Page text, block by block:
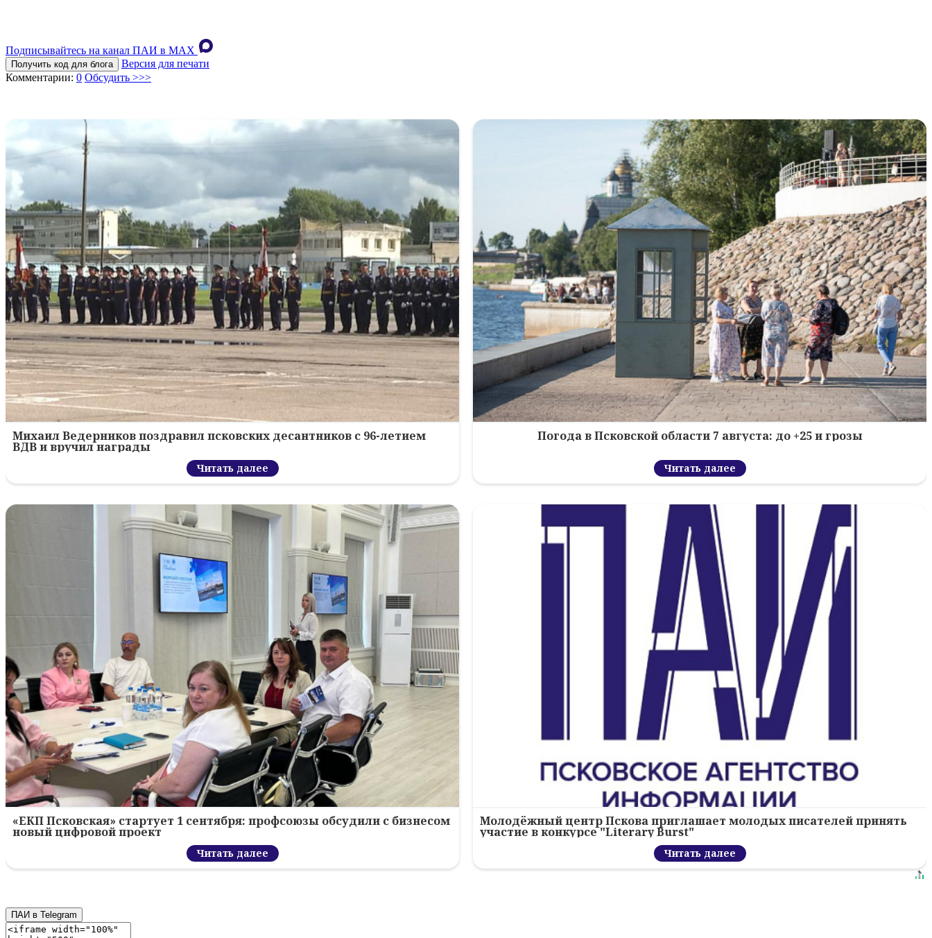
Подписывайтесь на канал ПАИ в MAХ
Получить код для блога
Версия для печати
Комментарии: 0 Обсудить >>>
Михаил Ведерников поздравил псковских десантников с 96-летием
ВДВ и вручил награды
Читать далее
Погода в Псковской области 7 августа: до +25 и грозы
Читать далее
«ЕКП Псковская» стартует 1 сентября: профсоюзы обсудили с бизнесом
новый цифровой проект
Читать далее
Молодёжный центр Пскова приглашает молодых писателей принять
участие в конкурсе "Literary Burst"
Читать далее
ПАИ в Telegram